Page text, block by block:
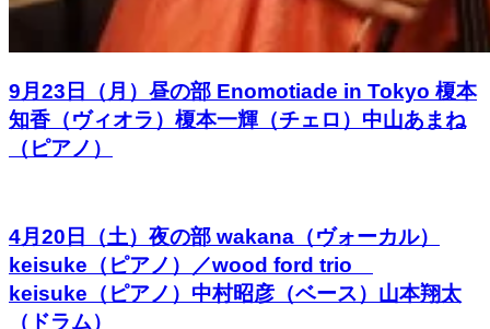
9月23日（月）昼の部 Enomotiade in Tokyo 榎本
知香（ヴィオラ）榎本一輝（チェロ）中山あまね
（ピアノ）
4月20日（土）夜の部 wakana（ヴォーカル）
keisuke（ピアノ）／wood ford trio
keisuke（ピアノ）中村昭彦（ベース）山本翔太
（ドラム）